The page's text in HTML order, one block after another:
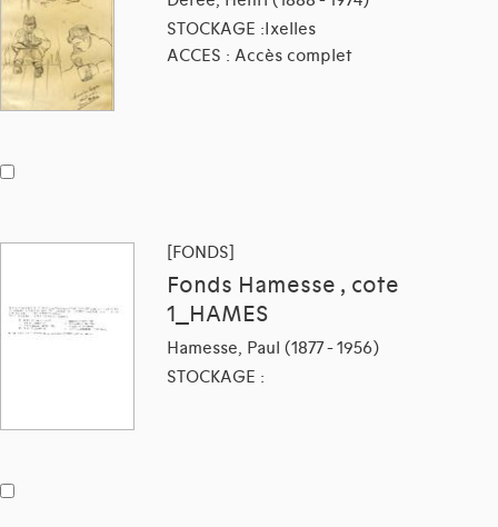
STOCKAGE :Ixelles
ACCES : Accès complet
[FONDS]
Fonds Hamesse , cote
1_HAMES
Hamesse, Paul (1877 - 1956)
STOCKAGE :